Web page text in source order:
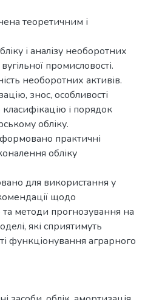
теоретичним і
і аналізу необоротних
промисловості.
необоротних активів.
знос, особливості
і порядок
обліку.
практичні
обліку
для використання у
щодо
методи прогнозування на
які сприятимуть
функціонування аграрного